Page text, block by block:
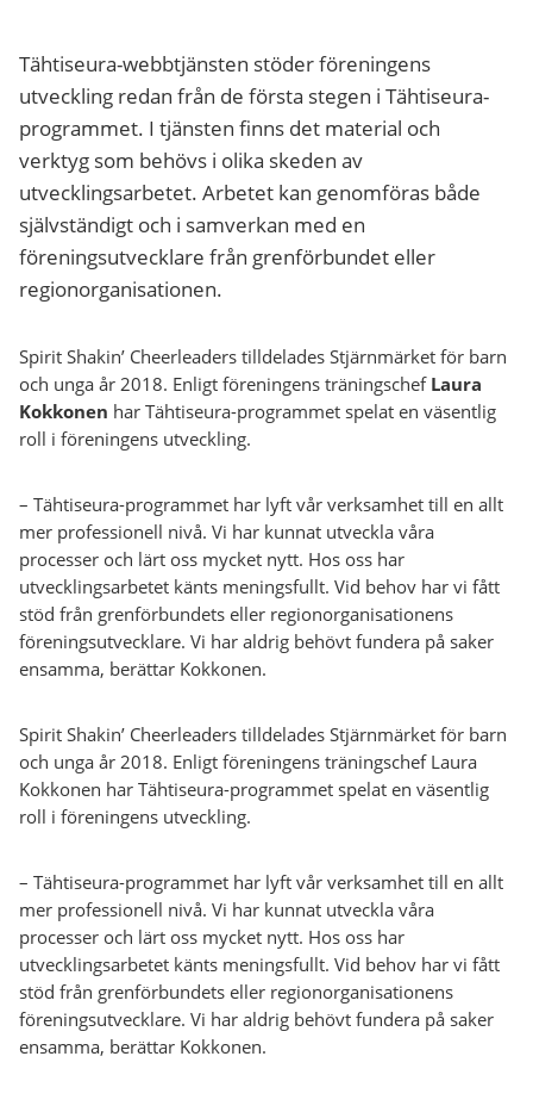
Tähtiseura-webbtjänsten stöder föreningens
utveckling redan från de första stegen i Tähtiseura-
programmet. I tjänsten finns det material och
verktyg som behövs i olika skeden av
utvecklingsarbetet. Arbetet kan genomföras både
självständigt och i samverkan med en
föreningsutvecklare från grenförbundet eller
regionorganisationen.
Spirit Shakin’ Cheerleaders tilldelades Stjärnmärket för barn
och unga år 2018. Enligt föreningens träningschef Laura
Kokkonen har Tähtiseura-programmet spelat en väsentlig
roll i föreningens utveckling.
– Tähtiseura-programmet har lyft vår verksamhet till en allt
mer professionell nivå. Vi har kunnat utveckla våra
processer och lärt oss mycket nytt. Hos oss har
utvecklingsarbetet känts meningsfullt. Vid behov har vi fått
stöd från grenförbundets eller regionorganisationens
föreningsutvecklare. Vi har aldrig behövt fundera på saker
ensamma, berättar Kokkonen.
Spirit Shakin’ Cheerleaders tilldelades Stjärnmärket för barn
och unga år 2018. Enligt föreningens träningschef Laura
Kokkonen har Tähtiseura-programmet spelat en väsentlig
roll i föreningens utveckling.
– Tähtiseura-programmet har lyft vår verksamhet till en allt
mer professionell nivå. Vi har kunnat utveckla våra
processer och lärt oss mycket nytt. Hos oss har
utvecklingsarbetet känts meningsfullt. Vid behov har vi fått
stöd från grenförbundets eller regionorganisationens
föreningsutvecklare. Vi har aldrig behövt fundera på saker
ensamma, berättar Kokkonen.